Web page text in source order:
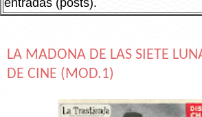
LA MADONA DE LAS SIETE
DE CINE (MOD.1)